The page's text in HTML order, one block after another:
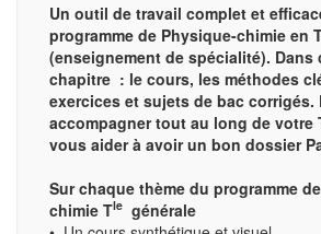
Un outil de travail complet et
programme de Physique-chimie en
(enseignement de spécialité). Dans
chapitre : le cours, les méthodes
exercices et sujets de bac corrigés.
accompagner tout au long de votre
vous aider à avoir un bon dossier
Sur chaque thème du programme
chimie Tle générale